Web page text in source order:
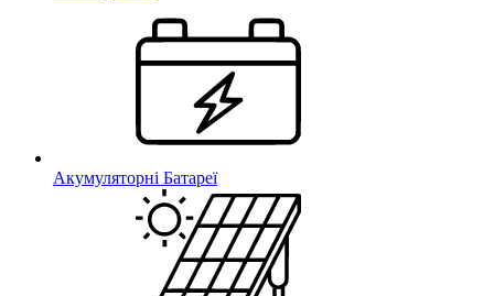
Акумуляторні Батареї